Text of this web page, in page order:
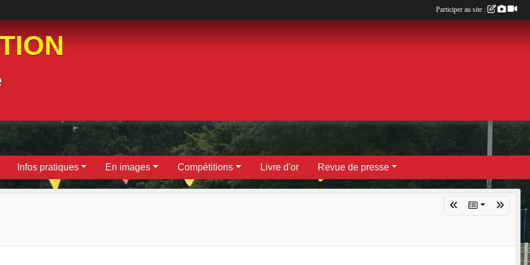
Infos pratiques En images Compétitions Livre d'or Revue de presse
Participer au site :